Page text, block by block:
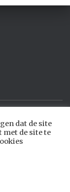
dat de site
met de site te